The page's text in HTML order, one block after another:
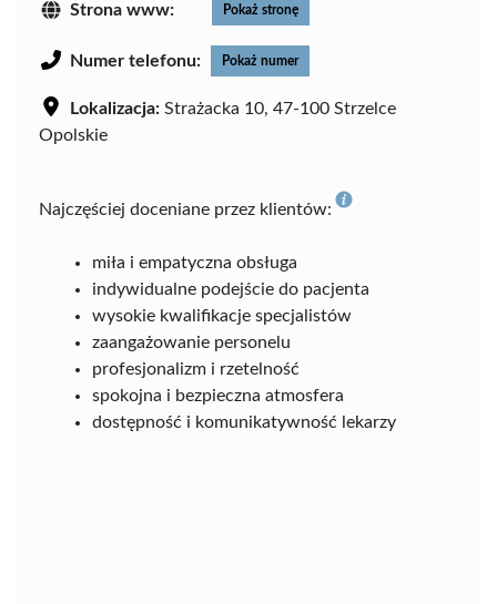
Strona www: Pokaż stronę
Numer telefonu: Pokaż numer
Lokalizacja: Strażacka 10, 47-100 Strzelce
Opolskie
Najczęściej doceniane przez klientów:
miła i empatyczna obsługa
indywidualne podejście do pacjenta
wysokie kwalifikacje specjalistów
zaangażowanie personelu
profesjonalizm i rzetelność
spokojna i bezpieczna atmosfera
dostępność i komunikatywność lekarzy